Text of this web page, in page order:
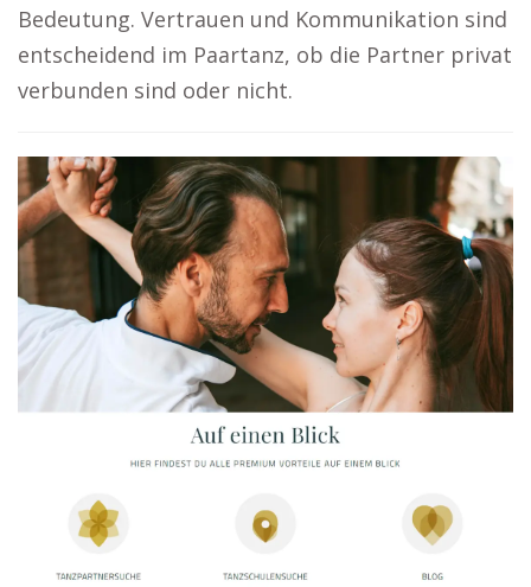
Bedeutung. Vertrauen und Kommunikation sind
entscheidend im Paartanz, ob die Partner privat
verbunden sind oder nicht.